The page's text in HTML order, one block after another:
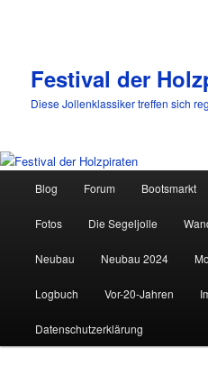
Festival der
Diese Jollenklassiker treffen sich
Zum
primären
Inhalt
springen
Blog Forum Bootsmarkt
Fotos Die Segeljolle
Neubau Neubau 2024
Logbuch Vor-20-Jahren
Datenschutzerklärung